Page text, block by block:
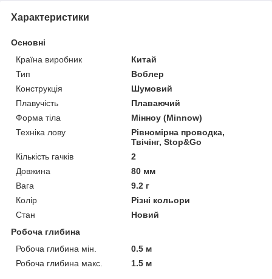
Характеристики
Основні
Країна виробник
Китай
Тип
Воблер
Конструкція
Шумовий
Плавучість
Плаваючий
Форма тіла
Мінноу (Minnow)
Техніка лову
Рівномірна проводка,
Твічінг, Stop&Go
Кількість гачків
2
Довжина
80 мм
Вага
9.2 г
Колір
Різні кольори
Стан
Новий
Робоча глибина
Робоча глибина мін.
0.5 м
Робоча глибина макс.
1.5 м